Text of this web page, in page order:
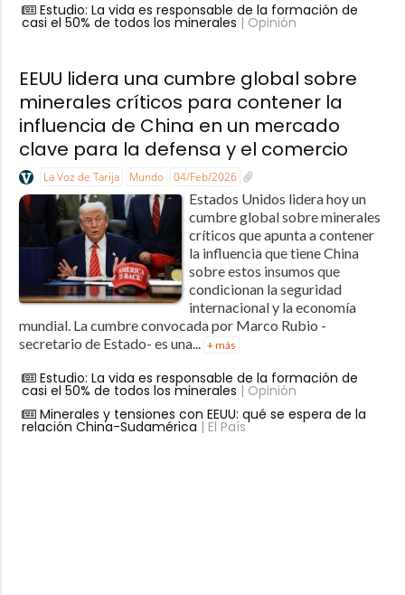
Estudio: La vida es responsable de la formación de
casi el 50% de todos los minerales | Opinión
EEUU lidera una cumbre global sobre
minerales críticos para contener la
influencia de China en un mercado
clave para la defensa y el comercio
La Voz de Tarija Mundo 04/Feb/2026
Estados Unidos lidera hoy un
cumbre global sobre minerales
críticos que apunta a contener
la influencia que tiene China
sobre estos insumos que
condicionan la seguridad
internacional y la economía
mundial. La cumbre convocada por Marco Rubio -
secretario de Estado- es una... + más
Estudio: La vida es responsable de la formación de
casi el 50% de todos los minerales | Opinión
Minerales y tensiones con EEUU: qué se espera de la
relación China-Sudamérica | El País